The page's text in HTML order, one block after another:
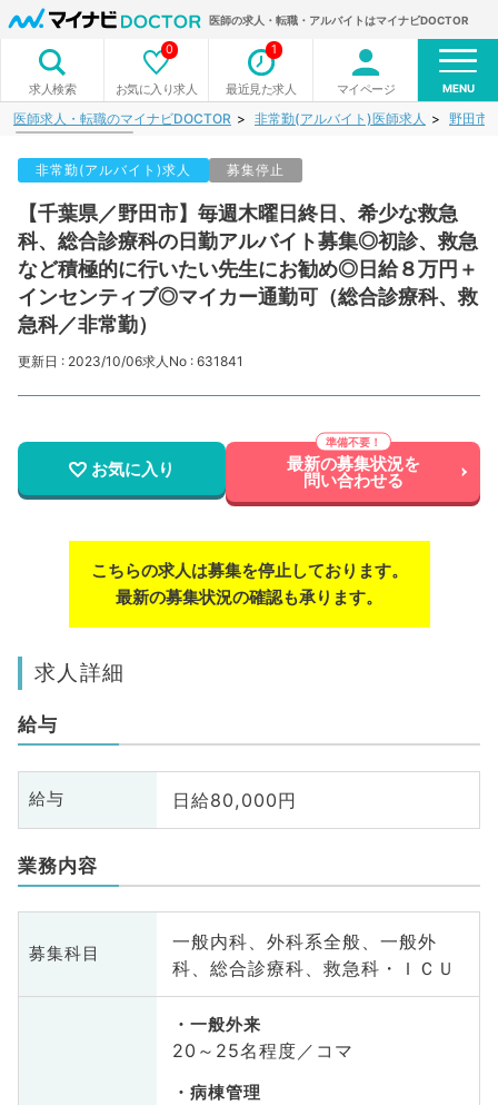
医師の求人・転職・アルバイトはマイナビDOCTOR
求人検索 お気に入り求人
0
最近見た求人
1
マイページ MENU
医師求人・転職のマイナビDOCTOR 非常勤(アルバイト)医師求人 野田市
非常勤(アルバイト)求人 募集停止
【千葉県／野田市】毎週木曜日終日、希少な救急
科、総合診療科の日勤アルバイト募集◎初診、救急
など積極的に行いたい先生にお勧め◎日給８万円＋
インセンティブ◎マイカー通勤可（総合診療科、救
急科／非常勤）
更新日 : 2023/10/06求人No : 631841
お気に入り 最新の募集状況を
問い合わせる
こちらの求人は募集を停止しております。
最新の募集状況の確認も承ります。
求人詳細
給与
給与 日給80,000円
業務内容
募集科目
一般内科、外科系全般、一般外
科、総合診療科、救急科・ＩＣＵ
一般外来
20～25名程度／コマ
病棟管理